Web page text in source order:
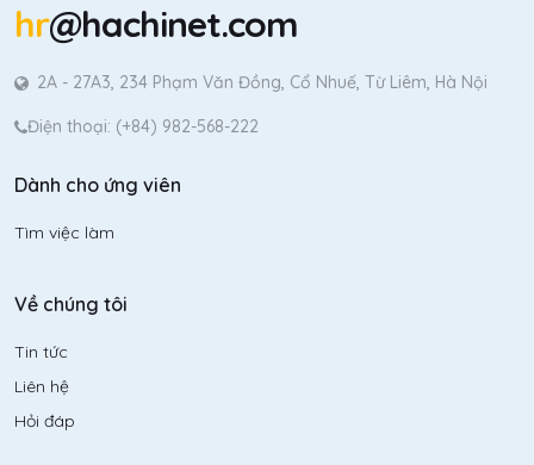
hr@hachinet.com
2A - 27A3, 234 Phạm Văn Đồng, Cổ Nhuế, Từ Liêm, Hà Nội
Điện thoại: (+84) 982-568-222
Dành cho ứng viên
Tìm việc làm
Về chúng tôi
Tin tức
Liên hệ
Hỏi đáp